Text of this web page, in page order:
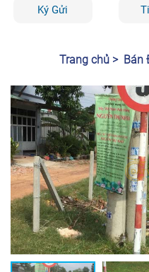
Ký Gửi
Trang chủ > Bán